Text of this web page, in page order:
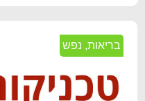
בריאות, נפש